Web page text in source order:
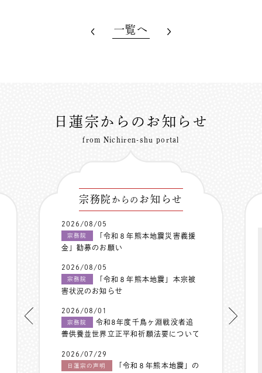
一覧へ
日蓮宗からのお知らせ
from Nichiren-shu portal
宗務院 からの お知らせ
2026/08/05
宗務院
「令和８年熊本地震災害義援
金」勧募のお願い
2026/08/05
宗務院
「令和８年熊本地震」本宗被
害状況のお知らせ
2026/08/01
宗務院
令和8年度千鳥ヶ淵戦没者追
善供養並世界立正平和祈願法要について
2026/07/29
日蓮宗の声明
「令和８年熊本地震」の